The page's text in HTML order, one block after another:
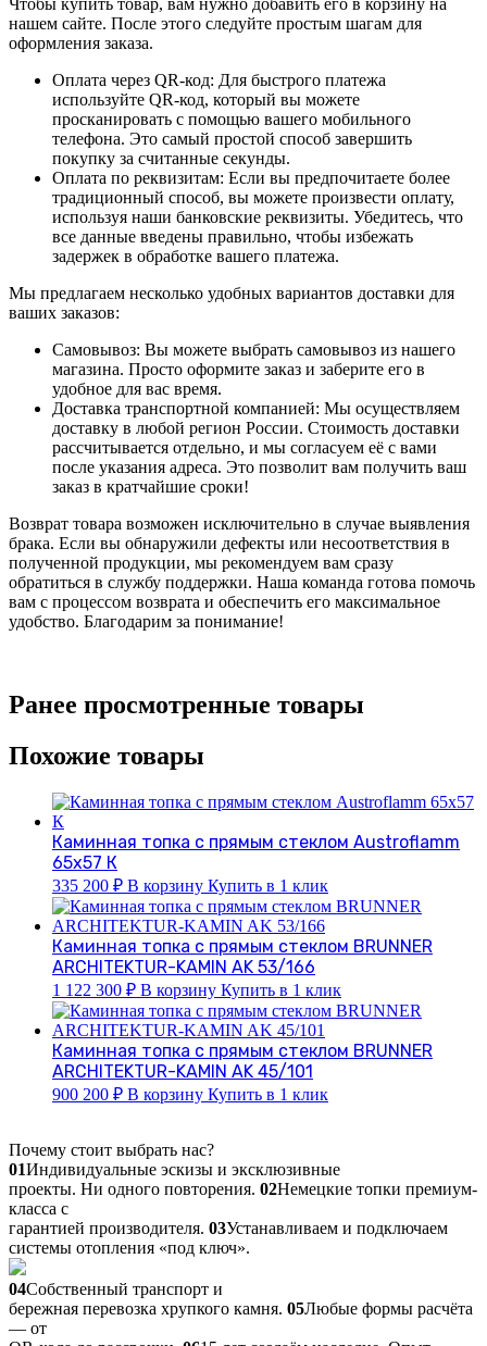
нашем сайте. После этого следуйте простым шагам для
оформления заказа.
Оплата через QR-код: Для быстрого платежа
используйте QR-код, который вы можете
просканировать с помощью вашего мобильного
телефона. Это самый простой способ завершить
покупку за считанные секунды.
Оплата по реквизитам: Если вы предпочитаете более
традиционный способ, вы можете произвести оплату,
используя наши банковские реквизиты. Убедитесь, что
все данные введены правильно, чтобы избежать
задержек в обработке вашего платежа.
Мы предлагаем несколько удобных вариантов доставки для
ваших заказов:
Самовывоз: Вы можете выбрать самовывоз из нашего
магазина. Просто оформите заказ и заберите его в
удобное для вас время.
Доставка транспортной компанией: Мы осуществляем
доставку в любой регион России. Стоимость доставки
рассчитывается отдельно, и мы согласуем её с вами
после указания адреса. Это позволит вам получить ваш
заказ в кратчайшие сроки!
Возврат товара возможен исключительно в случае выявления
брака. Если вы обнаружили дефекты или несоответствия в
полученной продукции, мы рекомендуем вам сразу
обратиться в службу поддержки. Наша команда готова помочь
вам с процессом возврата и обеспечить его максимальное
удобство. Благодарим за понимание!
Ранее просмотренные товары
Похожие товары
Каминная топка с прямым стеклом Austroflamm
65х57 К
335 200 ₽ В корзину Купить в 1 клик
Каминная топка с прямым стеклом BRUNNER
ARCHITEKTUR-KAMIN AK 53/166
1 122 300 ₽ В корзину Купить в 1 клик
Каминная топка с прямым стеклом BRUNNER
ARCHITEKTUR-KAMIN AK 45/101
900 200 ₽ В корзину Купить в 1 клик
Почему стоит выбрать нас?
01Индивидуальные эскизы и эксклюзивные
проекты. Ни одного повторения. 02Немецкие топки премиум-
класса с
гарантией производителя. 03Устанавливаем и подключаем
системы отопления «под ключ».
04Собственный транспорт и
бережная перевозка хрупкого камня. 05Любые формы расчёта
— от